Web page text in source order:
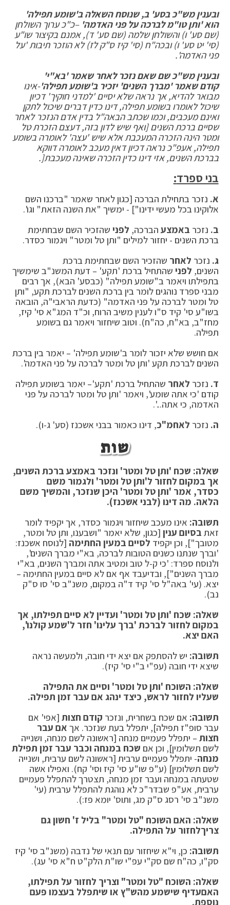
ובענין מש"כ בסע' ב, שנוסח השאלה ב'שומע תפילה'
הוא'ותן טו"מ לברכה על פני האדמה'
–כ"כ ערוך השולחן
(שם סע'ו) והשולחן שלמה (שם סע' ד), אמנם בקיצור שו"ע
(סי' יט סע' ו)ובכה"ח (סי' קיז ס"ק לז) לא הוזכר תיבות 'על
פני האדמה '.
ובענין מש"כ שם שאם נזכר לאחר שאמר 'בא"י'
קודם שאמר 'מברך השנים' יזכיר ב'שומע תפילה'
-אינו
מבואר להדיא, אך נראה שלא יסיים 'למדני חוקיך' דכיון
שיכול לאומרו בשומע תפילה, דינו כדין דברים שיכול לתקן
ואינם מעכבים, וכמו שכתב הבאה"ל בדין אדם הנזכר לאחר
שסיים ברכת השנים [ואף שיש לדון בזה, דעצם הזכרת טל
ומטר הינה הזכרה המעכבת אלא שיש 'עצה' לאומרה בשומע
תפילה,אעפ"כ נראה דכיון דאין מעכב לאומרה דווקא
בברכת השנים,אזי דינו כדין הזכרה שאינה מעכבת[.
בני ספרד:
א. נזכר בתחילת הברכה [כגון לאחר שאמר "ברכנו השם
אלוקינו בכל מעשי ידינו"] - ימשיך "את השנה הזאת" וגו'.
ב. נזכר באמצע הברכה, לפני שהזכיר השם שבחתימת
ברכת השנים - יחזור למילים "ותן טל ומטר" ויגמור כסדר.
ג. נזכר לאחר שהזכיר השם שבחתימת ברכת
השנים, לפני שהתחיל ברכת 'תקע' – דעת המשנ"ב שימשיך
בתפילתו ויאמר ב"שומע תפילה" (כבסע' הבא), אך רבים
מבני ספרד נוהגים לומר בין ברכת השנים לברכת תקע, "ותן
טל ומטר לברכה על פני האדמה" (כדעת הראבי"ה, הובאה
בשו"ע סי' קיד ס"ו לענין משיב הרוח, וכ"ד המג"א סי' קיז,
מחז"ב, בא"ח, כה"ח). וטוב שיחזור ויאמר גם בשומע
תפילה.
אם חושש שלא יזכור לומר ב'שומע תפילה' – יאמר בין ברכת
השנים לברכת תקע 'ותן טל ומטר לברכה על פני האדמה'.
ד. נזכר לאחר שהתחיל ברכת 'תקע'– יאמר בשומע תפילה
קודם 'כי אתה שומע', ויאמר 'ותן טל ומטר לברכה על פני
האדמה, כי אתה...'.
ה. נזכר לאחמ"כ, דינו כאמור בבני אשכנז (סע' ג-ו).
שות
שאלה: שכח 'ותן טל ומטר' ונזכר באמצע ברכת השנים,
אך במקום לחזור ל'ותן טל ומטר' ולגמור משם
כסדר, אמר 'ותן טל ומטר' היכן שנזכר, והמשיך משם
הלאה. מה דינו (לבני אשכנז).
תשובה: אינו מעכב שיחזור ויגמור כסדר, אך יקפיד לומר
זאת בסיום ענין [כגון, שלא יאמר "ושבענו, ותן טל ומטר,
מטובך"], וכן יקפיד לסיים במעין החתימה [לנוסח אשכנז:
'וברך שנתנו כשנים הטובות לברכה, בא"י מברך השנים',
ולנוסח ספרד: 'כי ק-ל טוב ומטיב אתה ומברך השנים, בא"י
מברך השנים"], ובדיעבד אף אם לא סיים במעין החתימה –
יצא. (עי' באה"ל סי' קיד ד"ה במקום, משנ"ב סי' סו ס"ק
נב).
שאלה: שכח 'ותן טל ומטר' ועדיין לא סיים תפילתו, אך
במקום לחזור לברכת 'ברך עלינו' חזר ל'שמע קולנו',
האם יצא.
תשובה: יש להסתפק אם יצא ידי חובה, ולמעשה נראה
שיצא ידי חובה (עפ"י ב"י סי' קיז).
שאלה: השוכח 'ותן טל ומטר' וסיים את התפילה
שעליו לחזור לראש, כיצד ינהג אם עבר זמן תפילה.
תשובה: אם שכח בשחרית, ונזכר קודם חצות [אפי' אם
עבר סופ"ז תפילה], יתפלל בעת שנזכר. אך אם עבר
חצות – יתפלל פעמיים מנחה [ראשונה לשם מנחה, ושנייה
לשם תשלומין], וכן אם שכח במנחה וכבר עבר זמן תפילת
מנחה- יתפלל פעמיים ערבית [ראשונה לשם ערבית, ושנייה
לשם תשלומין] (ע"פ שו"ע סי' קיז וסי' קח). ואפילו אשה
שטעתה במנחה ועבר זמן מנחה, תצטרך להתפלל פעמיים
ערבית, אע"פ שבדר"כ לא נוהגת להתפלל ערבית (עי'
משנ"ב סי' רסג ס"ק מג, ותוס' יומא פז:).
שאלה: האם השוכח "טל ומטר" בליל ז' חשון גם
צריךלחזור על התפילה.
תשובה: כן, וי"א שיחזור עם תנאי של נדבה (משנ"ב סי' קיז
סק"ו, כה"ח שם סק"י עפ"י שו"ת הלק"ט ח"א סי' עג).
שאלה: השוכח "טל ומטר" וצריך לחזור על תפילתו,
האםעדיף שישמע מהש"ץ או שיתפלל בעצמו פעם
נוספת.